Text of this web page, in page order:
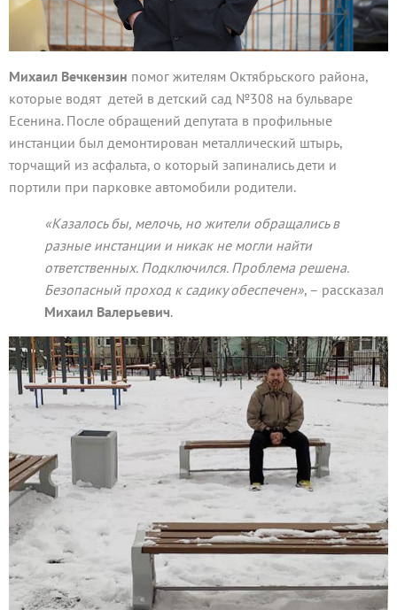
Михаил Вечкензин помог жителям Октябрьского района,
которые водят детей в детский сад №308 на бульваре
Есенина. После обращений депутата в профильные
инстанции был демонтирован металлический штырь,
торчащий из асфальта, о который запинались дети и
портили при парковке автомобили родители.
«Казалось бы, мелочь, но жители обращались в
разные инстанции и никак не могли найти
ответственных. Подключился. Проблема решена.
Безопасный проход к садику обеспечен», – рассказал
Михаил Валерьевич.